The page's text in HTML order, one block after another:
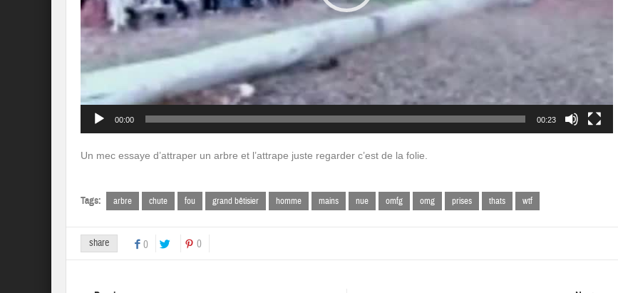
00:00 00:23
Un mec essaye d’attraper un arbre et l’attrape juste regarder c’est de la folie.
Tags: arbre chute fou grand bêtisier homme mains nue omfg omg prises thats wtf
share 0 0